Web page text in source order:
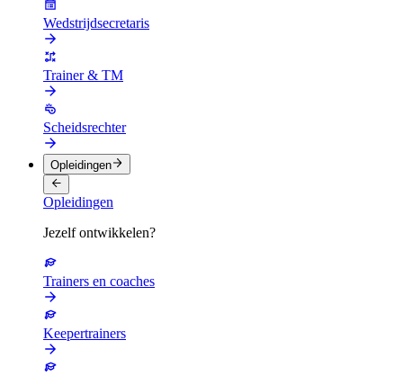
Wedstrijdsecretaris
Trainer & TM
Scheidsrechter
Opleidingen
Opleidingen
Jezelf ontwikkelen?
Trainers en coaches
Keepertrainers